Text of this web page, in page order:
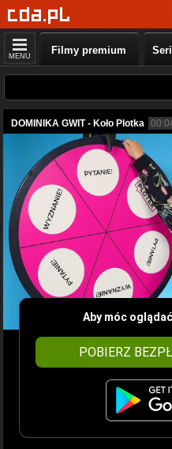
MENU Filmy premium
DOMINIKA GWIT - Koło Plotka
Aby móc
POBIERZ